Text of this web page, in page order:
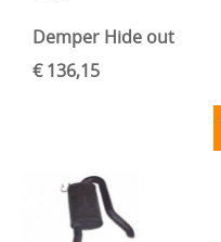
Demper Hide out
€ 136,15